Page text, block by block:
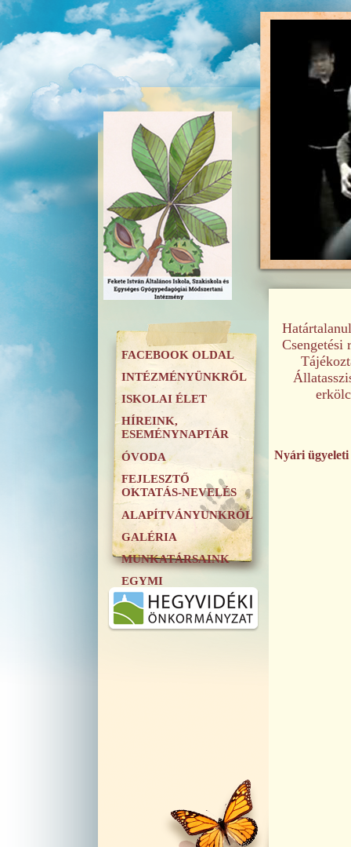
FACEBOOK OLDAL
INTÉZMÉNYÜNKRŐL
ISKOLAI ÉLET
HÍREINK,
ESEMÉNYNAPTÁR
ÓVODA
FEJLESZTŐ
OKTATÁS-NEVELÉS
ALAPÍTVÁNYUNKRÓL
GALÉRIA
MUNKATÁRSAINK
EGYMI
.
Csengetési
Nyári ügyeleti